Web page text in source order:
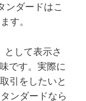
ンダードはこ
す。
として表示さ
です。実際に
引をしたいと
ンダードなら